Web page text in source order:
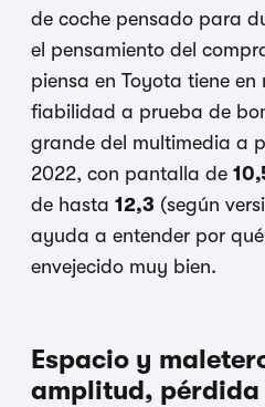
de coche pensado para
el pensamiento del
piensa en Toyota tiene
fiabilidad a prueba de
grande del multimedia a
2022, con pantalla de
de hasta 12,3 (según
ayuda a entender por
envejecido muy bien.
Espacio y
amplitud, pérdida